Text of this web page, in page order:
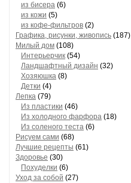
из бисера (6)
из кожи (5)
из кофе-фильтров (2)
Графика, рисунки, живопись (187)
Милый дом (108)
Интерьерчик (54)
Ландшафтный дизайн (32)
Хозяюшка (8)
Детки (4)
Лепка (79)
Из пластики (46)
Из холодного фарфора (18)
Из соленого теста (6)
Рисуем сами (68)
Лучшие рецепты (61)
Здоровье (30)
Похуделки (6)
Уход за собой (27)